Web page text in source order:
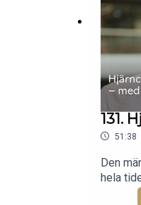
131.
51:38
Den
hela